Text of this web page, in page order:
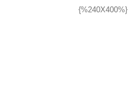
{%240X400%}